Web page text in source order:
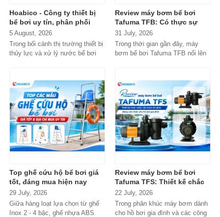
Hoabico - Công ty thiết bị
bể bơi uy tín, phân phối
chính hãng toàn quốc
5 August, 2026
Trong bối cảnh thị trường thiết bị
thủy lực và xử lý nước bể bơi
Review máy bơm bể bơi
Tafuma TFB: Có thực sự
đáng mua trong phân khúc
phổ thông?
31 July, 2026
Trong thời gian gần đây, máy
bơm bể bơi Tafuma TFB nổi lên
Top ghế cứu hộ bể bơi giá
tốt, đáng mua hiện nay
29 July, 2026
Giữa hàng loạt lựa chọn từ ghế
Inox 2 - 4 bậc, ghế nhựa ABS
Review máy bơm bể bơi
Tafuma TFS: Thiết kế chắc
chắn, vận hành ổn định,
đáng cân nhắc cho hồ bơi
gia đình
22 July, 2026
Trong phân khúc máy bơm dành
cho hồ bơi gia đình và các công